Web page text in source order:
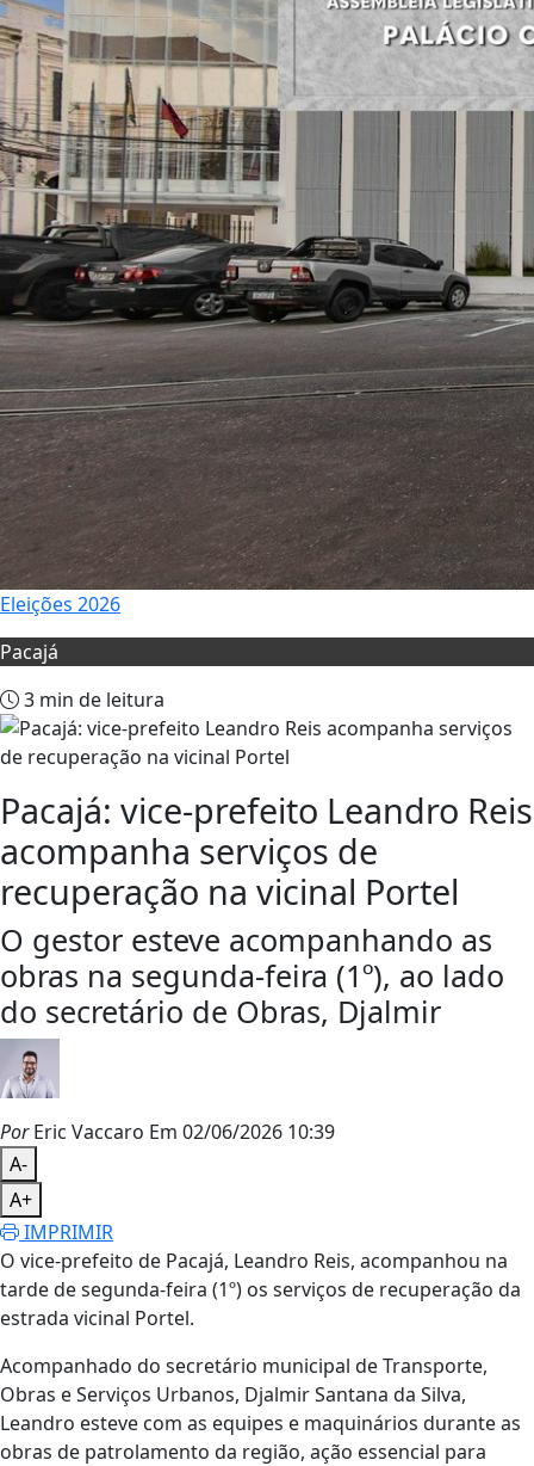
Eleições 2026
Pacajá
3 min de leitura
Pacajá: vice-prefeito Leandro Reis
acompanha serviços de
recuperação na vicinal Portel
O gestor esteve acompanhando as
obras na segunda-feira (1º), ao lado
do secretário de Obras, Djalmir
PorEric Vaccaro Em 02/06/2026 10:39
A-
A+
IMPRIMIR
O vice-prefeito de Pacajá, Leandro Reis, acompanhou na
tarde de segunda-feira (1º) os serviços de recuperação da
estrada vicinal Portel.
Acompanhado do secretário municipal de Transporte,
Obras e Serviços Urbanos, Djalmir Santana da Silva,
Leandro esteve com as equipes e maquinários durante as
obras de patrolamento da região, ação essencial para